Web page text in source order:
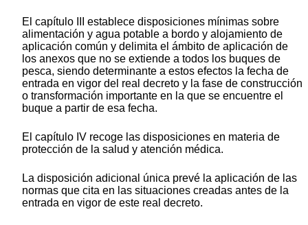
El capítulo III establece disposiciones mínimas sobre
alimentación y agua potable a bordo y alojamiento de
aplicación común y delimita el ámbito de aplicación de
los anexos que no se extiende a todos los buques de
pesca, siendo determinante a estos efectos la fecha de
entrada en vigor del real decreto y la fase de construcción
o transformación importante en la que se encuentre el
buque a partir de esa fecha.
El capítulo IV recoge las disposiciones en materia de
protección de la salud y atención médica.
La disposición adicional única prevé la aplicación de las
normas que cita en las situaciones creadas antes de la
entrada en vigor de este real decreto.